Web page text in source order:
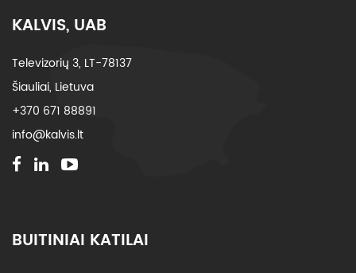
KALVIS, UAB
Televizorių 3, LT-78137
Šiauliai, Lietuva
+370 671 88891
info@kalvis.lt
BUITINIAI KATILAI